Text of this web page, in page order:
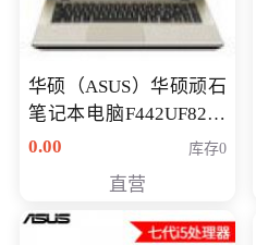
华硕（ASUS）华硕顽石
笔记本电脑F442UF8250
八代独显轻薄办公商务
0.00 库存0
直营